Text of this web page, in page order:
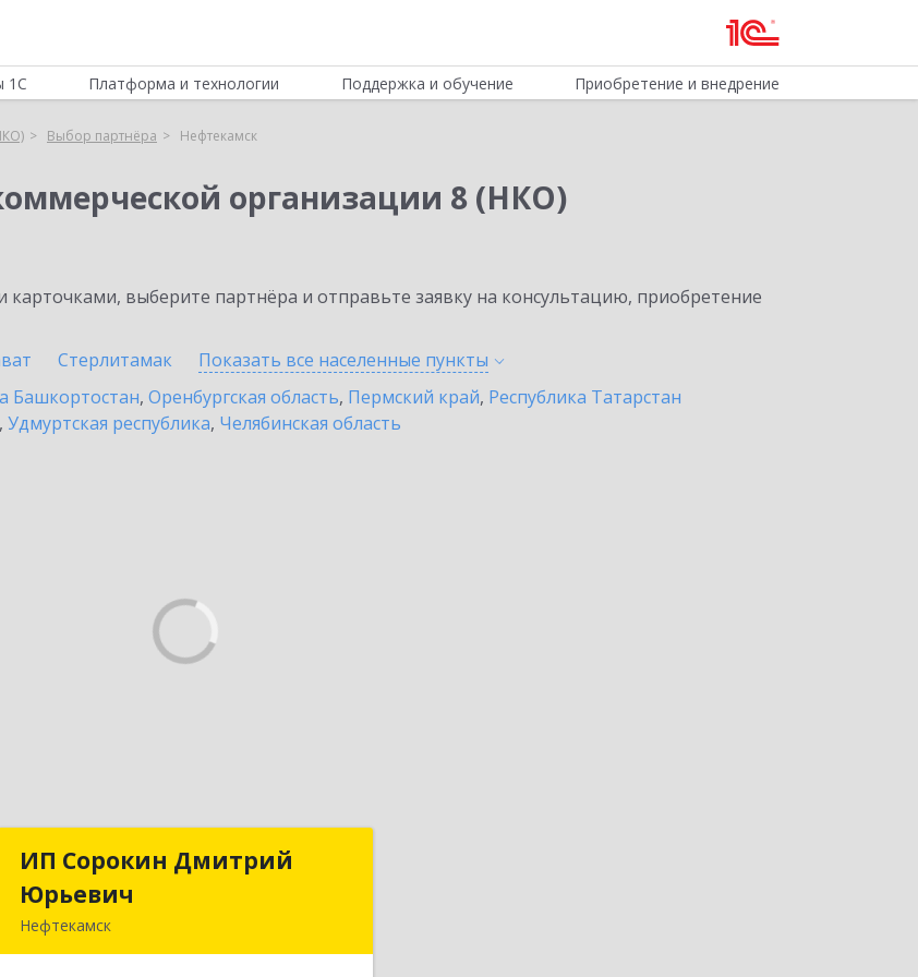
1С Платформа и технологии Поддержка и обучение Приобретение и внедрение
Выбор партнёра Нефтекамск
организации 8 (НКО)
выберите партнёра и отправьте заявку на консультацию, приобретение
Стерлитамак Показать все населенные пункты
Башкортостан, Оренбургская область, Пермский край, Республика Татарстан
, Удмуртская республика, Челябинская область
ИП Сорокин Дмитрий
Юрьевич
Нефтекамск
ИП Сорокин Дмитрий